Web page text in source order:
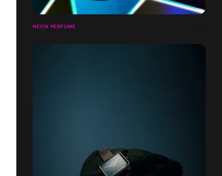
NEON PERFUME